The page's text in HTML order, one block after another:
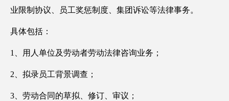
业限制协议、员工奖惩制度、集团诉讼等法律事务。
具体包括：
1、用人单位及劳动者劳动法律咨询业务；
2、拟录员工背景调查；
3、劳动合同的草拟、修订、审议；